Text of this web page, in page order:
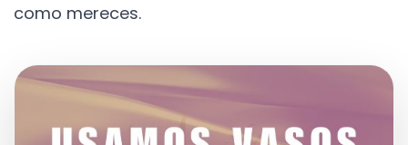
como mereces.